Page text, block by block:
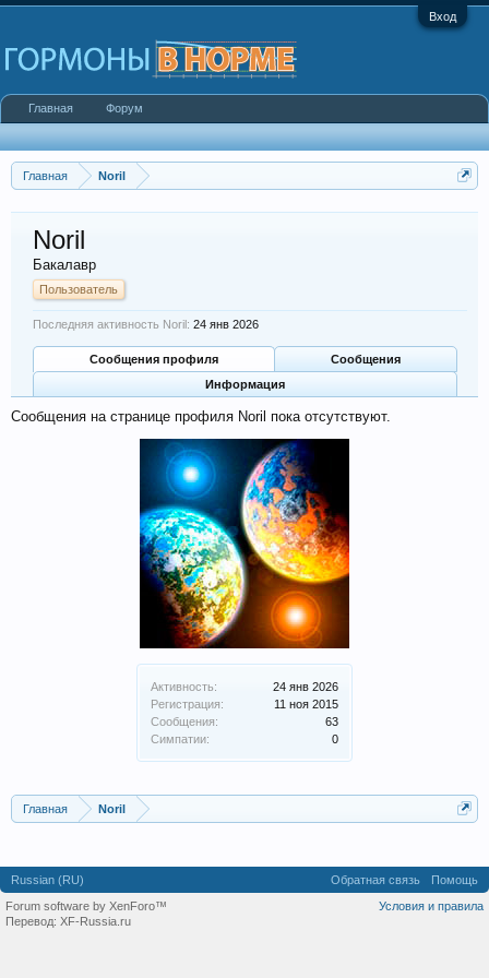
Вход
Главная Noril
Активность:
24 янв 2026
Регистрация:
11 ноя 2015
Сообщения:
63
Симпатии:
0
Noril
Бакалавр
Пользователь
Последняя активность Noril: 24 янв 2026
Сообщения профиля
Сообщения
Информация
Сообщения на странице профиля Noril пока отсутствуют.
Главная Noril
Главная Форум
Russian (RU) Обратная связь
Помощь
Условия и правила
Forum software by XenForo™
Перевод: XF-Russia.ru